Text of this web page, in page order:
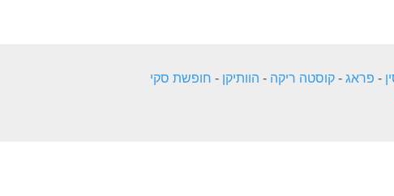
- פראג - קוסטה ריקה - הוותיקן - חופשת סקי